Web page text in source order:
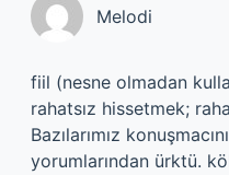
Melodi
fiil (nesne olmadan
rahatsız hissetmek;
Bazılarımız
yorumlarından ürktü.